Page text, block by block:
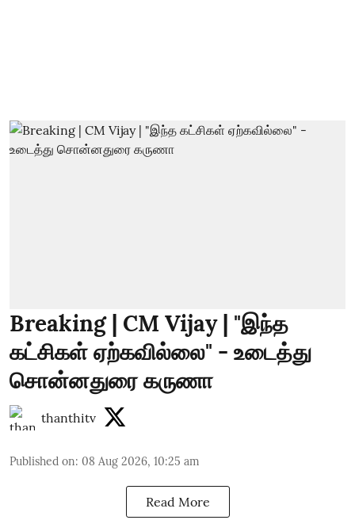
Breaking | CM Vijay | "இந்த
கட்சிகள் ஏற்கவில்லை" - உடைத்து
சொன்னதுரை கருணா
thanthitv
Published on: 08 Aug 2026, 10:25 am
Read More